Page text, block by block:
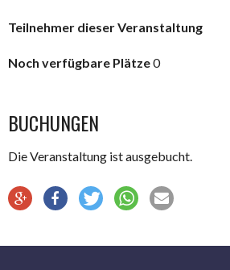
Teilnehmer dieser Veranstaltung
Noch verfügbare Plätze0
BUCHUNGEN
Die Veranstaltung ist ausgebucht.